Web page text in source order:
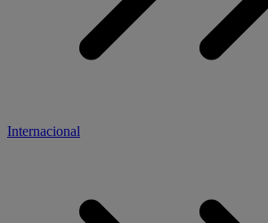
Internacional